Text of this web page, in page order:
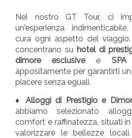
Nel nostro GT Tour, ci
un'esperienza
cura ogni aspetto del
concentrano su hotel di
dimore esclusivee
appositamente per garantirti
piacere senza eguali.
♦ Alloggi di Prestigio e
abbiamo selezionato
comfort e raffinatezza, situati
valorizzare le bellezze